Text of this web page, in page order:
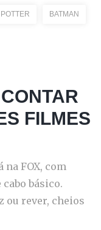
BATMAN
FILMES
na FOX, com
básico.
ou rever, cheios